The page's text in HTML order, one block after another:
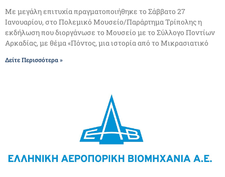
Με μεγάλη επιτυχία πραγματοποιήθηκε το Σάββατο 27
Ιανουαρίου, στο Πολεμικό Μουσείο/Παράρτημα Τρίπολης η
εκδήλωση που διοργάνωσε το Μουσείο με το Σύλλογο Ποντίων
Αρκαδίας, με θέμα «Πόντος, μια ιστορία από το Μικρασιατικό
Δείτε Περισσότερα »